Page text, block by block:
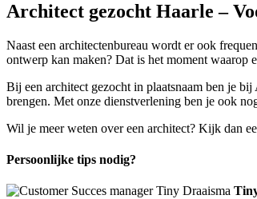
Architect gezocht Haarle –
Naast een architectenbureau wordt er ook
ontwerp kan maken? Dat is het moment waarop
Bij een architect gezocht in plaatsnaam ben je
brengen. Met onze dienstverlening ben je ook
Wil je meer weten over een architect? Kijk dan
Persoonlijke tips nodig?